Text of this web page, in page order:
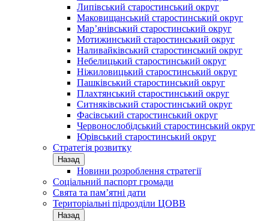
Липівський старостинський округ
Маковищанський старостинський округ
Мар’янівський старостинський округ
Мотижинський старостинський округ
Наливайківський старостинський округ
Небелицький старостинський округ
Ніжиловицький старостинський округ
Пашківський старостинський округ
Плахтянський старостинський округ
Ситняківський старостинський округ
Фасівський старостинський округ
Червонослобідський старостинський округ
Юрівський старостинський округ
Стратегія розвитку
Назад
Новини розроблення стратегії
Соціальний паспорт громади
Свята та пам’ятні дати
Територіальні підрозділи ЦОВВ
Назад